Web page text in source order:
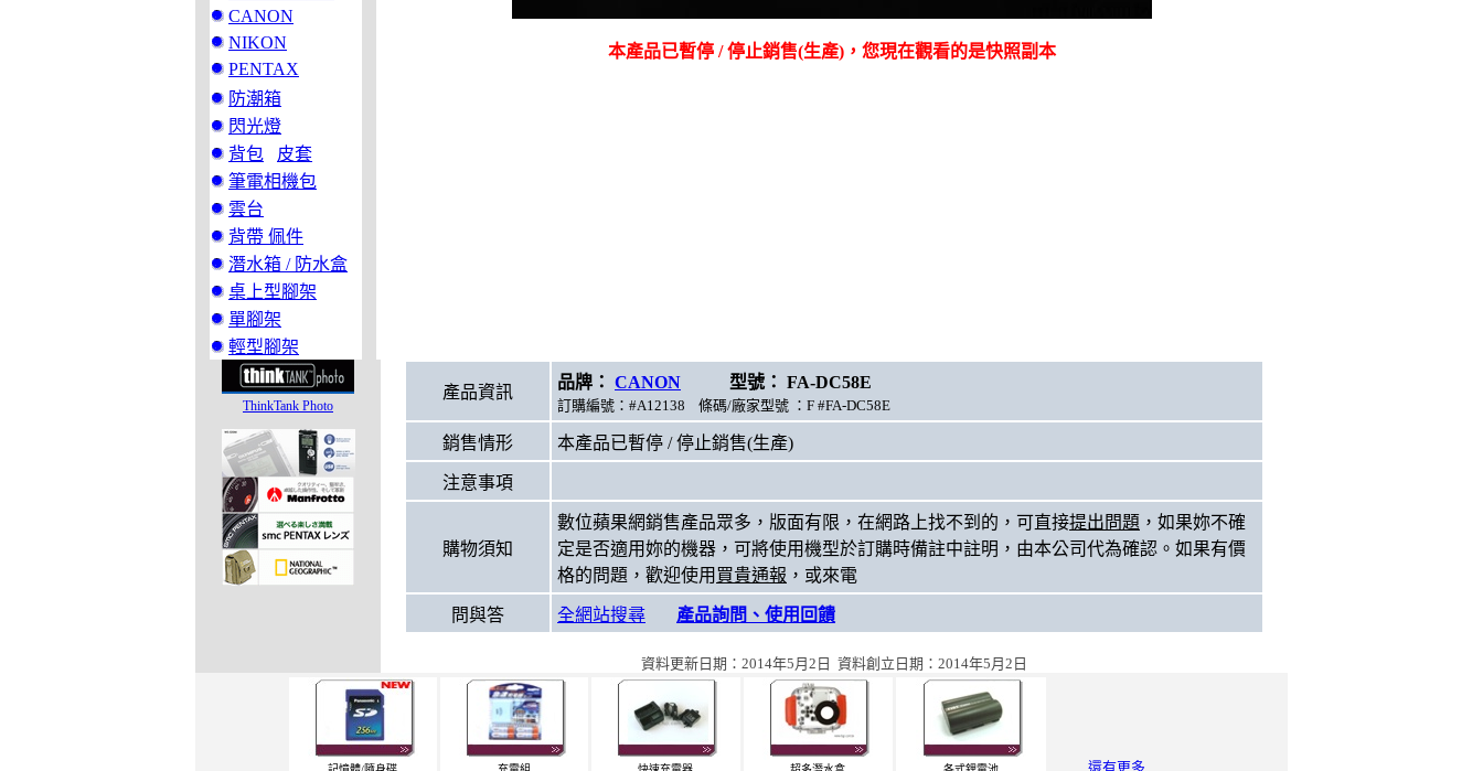
CANON
NIKON
PENTAX
防潮箱
閃光燈
背包
皮套
筆電相機包
雲台
背帶 佩件
潛水箱 / 防水盒
桌上型腳架
單腳架
輕型腳架
本產品已暫停 / 停止銷售(生產)，您現在觀看的是快照副本
ThinkTank Photo
產品資訊
品牌： CANON 型號： FA-DC58E
訂購編號：#A12138 條碼/廠家型號 ：F #FA-DC58E
銷售情形 本產品已暫停 / 停止銷售(生產)
注意事項
購物須知
數位蘋果網銷售產品眾多，版面有限，在網路上找不到的，可直接提出問題 ，如果妳不確
定是否適用妳的機器，可將使用機型於訂購時備註中註明，由本公司代為確認。如果有價
格的問題，歡迎使用 買貴通報 ，或來電
問與答 全網站搜尋 產品詢問、使用回饋
資料更新日期：2014年5月2日 資料創立日期：2014年5月2日
還有更多...